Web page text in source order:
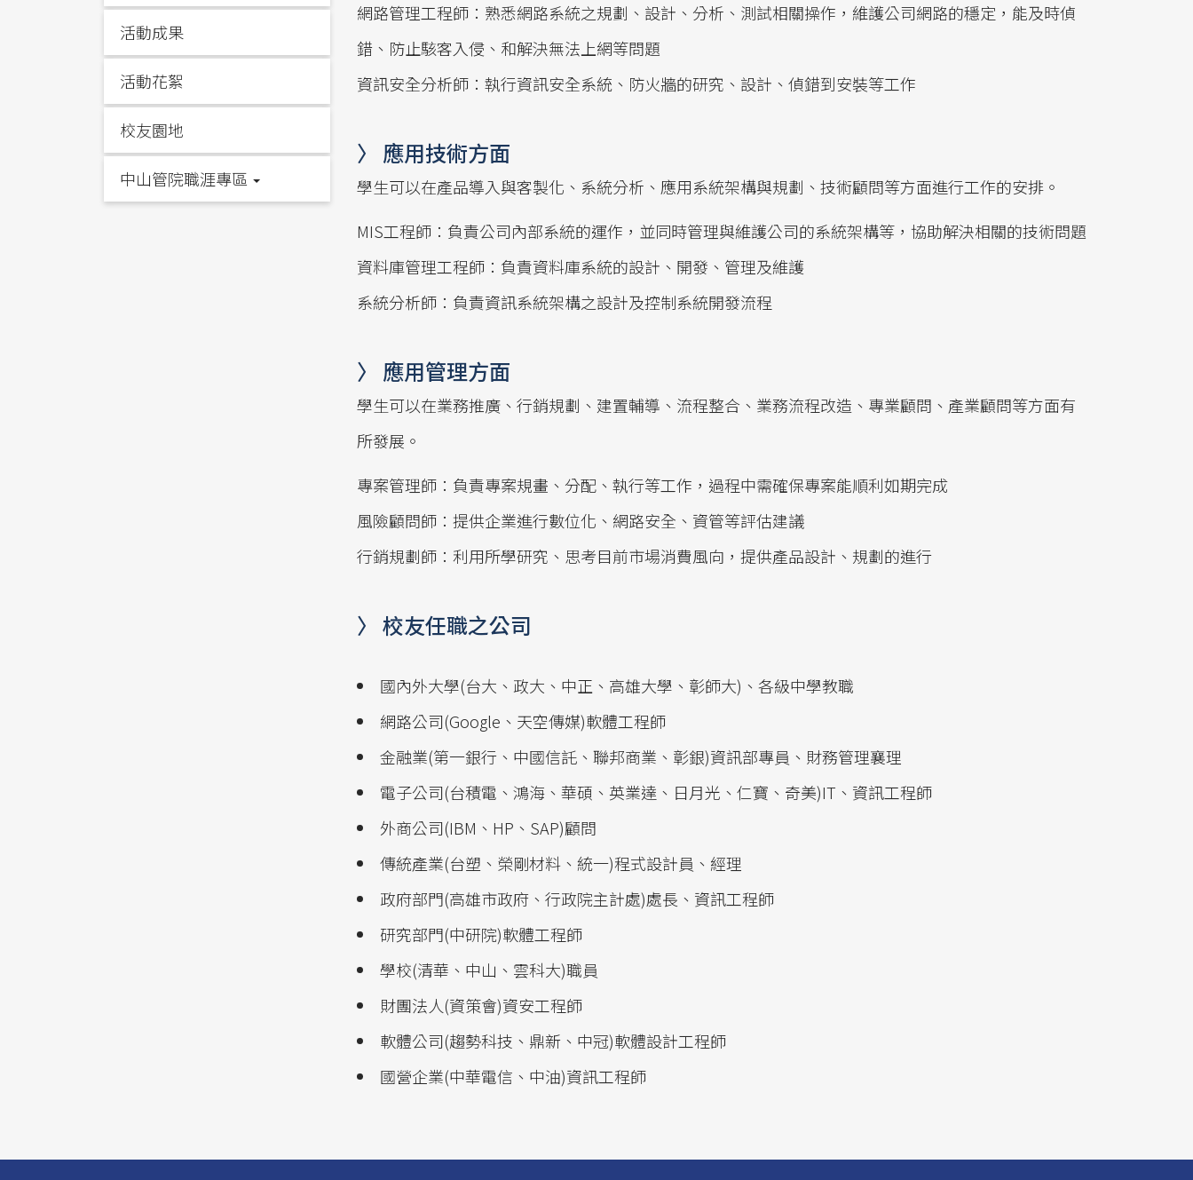
活動成果
活動花絮
校友園地
中山管院職涯專區
網路管理工程師：熟悉網路系統之規劃、設計、分析、測試相關操作，維護公司網路的穩定，能及時偵
錯、防止駭客入侵、和解決無法上網等問題
資訊安全分析師：執行資訊安全系統、防火牆的研究、設計、偵錯到安裝等工作
〉 應用技術方面
學生可以在產品導入與客製化、系統分析、應用系統架構與規劃、技術顧問等方面進行工作的安排。
MIS工程師：負責公司內部系統的運作，並同時管理與維護公司的系統架構等，協助解決相關的技術問題
資料庫管理工程師：負責資料庫系統的設計、開發、管理及維護
系統分析師：負責資訊系統架構之設計及控制系統開發流程
〉 應用管理方面
學生可以在業務推廣、行銷規劃、建置輔導、流程整合、業務流程改造、專業顧問、產業顧問等方面有
所發展。
專案管理師：負責專案規畫、分配、執行等工作，過程中需確保專案能順利如期完成
風險顧問師：提供企業進行數位化、網路安全、資管等評估建議
行銷規劃師：利用所學研究、思考目前市場消費風向，提供產品設計、規劃的進行
〉 校友任職之公司
國內外大學(台大、政大、中正、高雄大學、彰師大)、各級中學教職
網路公司(Google、天空傳媒)軟體工程師
金融業(第一銀行、中國信託、聯邦商業、彰銀)資訊部專員、財務管理襄理
電子公司(台積電、鴻海、華碩、英業達、日月光、仁寶、奇美)IT、資訊工程師
外商公司(IBM、HP、SAP)顧問
傳統產業(台塑、榮剛材料、統一)程式設計員、經理
政府部門(高雄市政府、行政院主計處)處長、資訊工程師
研究部門(中研院)軟體工程師
學校(清華、中山、雲科大)職員
財團法人(資策會)資安工程師
軟體公司(趨勢科技、鼎新、中冠)軟體設計工程師
國營企業(中華電信、中油)資訊工程師